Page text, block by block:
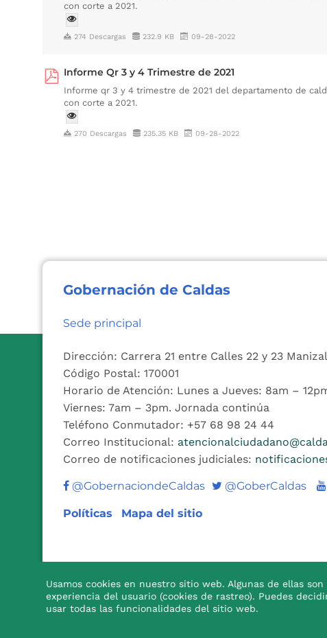
con corte a 2021.
274 Descargas 232.9 KB 09-28-2022
Informe Qr 3 y 4 Trimestre de 2021
Informe qr 3 y 4 trimestre de 2021 del departamento de
con corte a 2021.
270 Descargas 235.35 KB 09-28-2022
Gobernación de Caldas
Sede principal
Dirección: Carrera 21 entre Calles 22 y 23
Código Postal: 170001
Horario de Atención: Lunes a Jueves: 8am –
Viernes: 7am – 3pm. Jornada continúa
Teléfono Conmutador: +57 68 98 24 44
Correo Institucional:
Correo de notificaciones judiciales:
@GobernaciondeCaldas Twitter
@GoberCaldas
Políticas Mapa del sitio

Usamos cookies en nuestro sitio web. Algunas de ellas
experiencia del usuario (cookies de rastreo). Puedes
usar todas las funcionalidades del sitio web.